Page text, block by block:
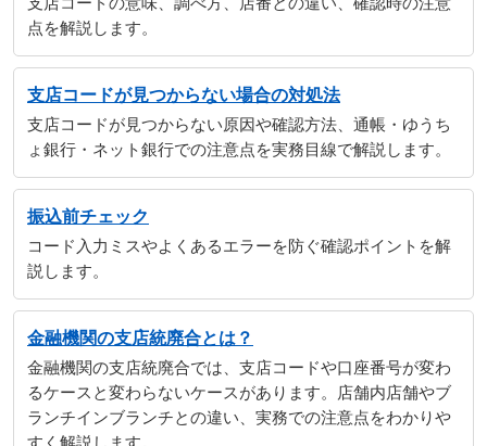
点を解説します。
支店コードが見つからない場合の対処法
支店コードが見つからない原因や確認方法、通帳・ゆうち
ょ銀行・ネット銀行での注意点を実務目線で解説します。
振込前チェック
コード入力ミスやよくあるエラーを防ぐ確認ポイントを解
説します。
金融機関の支店統廃合とは？
金融機関の支店統廃合では、支店コードや口座番号が変わ
るケースと変わらないケースがあります。店舗内店舗やブ
ランチインブランチとの違い、実務での注意点をわかりや